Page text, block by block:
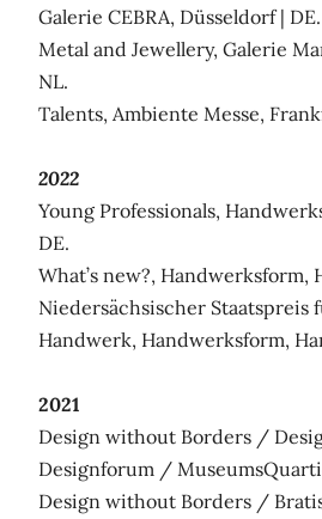
Galerie CEBRA, Düsseldorf | DE.
Metal and Jewellery, Galerie
NL.
Talents, Ambiente Messe,
2022
Young Professionals,
DE.
What’s new?, Handwerksform,
Niedersächsischer Staatspreis
Handwerk, Handwerksform,
2021
Design without Borders /
Designforum /
Design without Borders /